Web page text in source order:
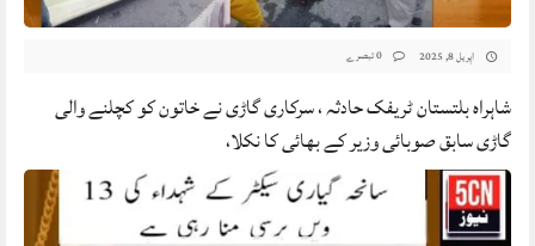
اپریل 8, 2025
شاہراہ بلتستان ٹریفک حادثہ ، سرکاری گاڑی نے خاتون کو کچلنے والی
گاڑی سابق صوبائی وزیر کے بھائی کا نکلا،